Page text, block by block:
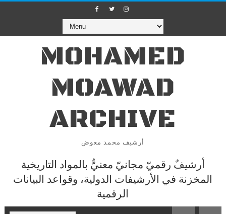
MOHAMED
MOAWAD
ARCHIVE
أرشيف محمد معوض
أرشيفٌ رقميّ مجانيّ معنيٌّ بالمواد التاريخية
المخزنة في الأرشيفات الدولية، وقواعد البيانات
الرقمية